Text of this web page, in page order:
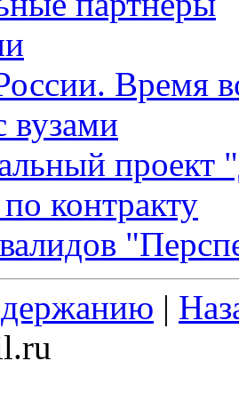
Время
вузами
проект
контракту
|